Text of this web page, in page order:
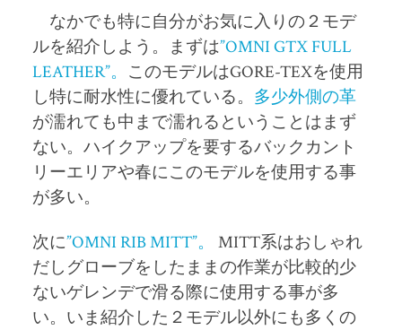
なかでも特に自分がお気に入りの２モデ
ルを紹介しよう。まずは”OMNI GTX FULL
LEATHER”。 このモデルはGORE-TEXを使用
し特に耐水性に優れている。 多少外側の革
が濡れても中まで濡れるということはまず
ない。ハイクアップを要するバックカント
リーエリアや春にこのモデルを使用する事
が多い。
次に”OMNI RIB MITT”。 MITT系はおしゃれ
だしグローブをしたままの作業が比較的少
ないゲレンデで滑る際に使用する事が多
い。いま紹介した２モデル以外にも多くの